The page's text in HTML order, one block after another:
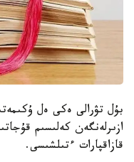
بۇل تۋرالى ەكى ەل
ازىرلەنگەن كەلىسىم
قازاقپارات ءتىلشىسى.